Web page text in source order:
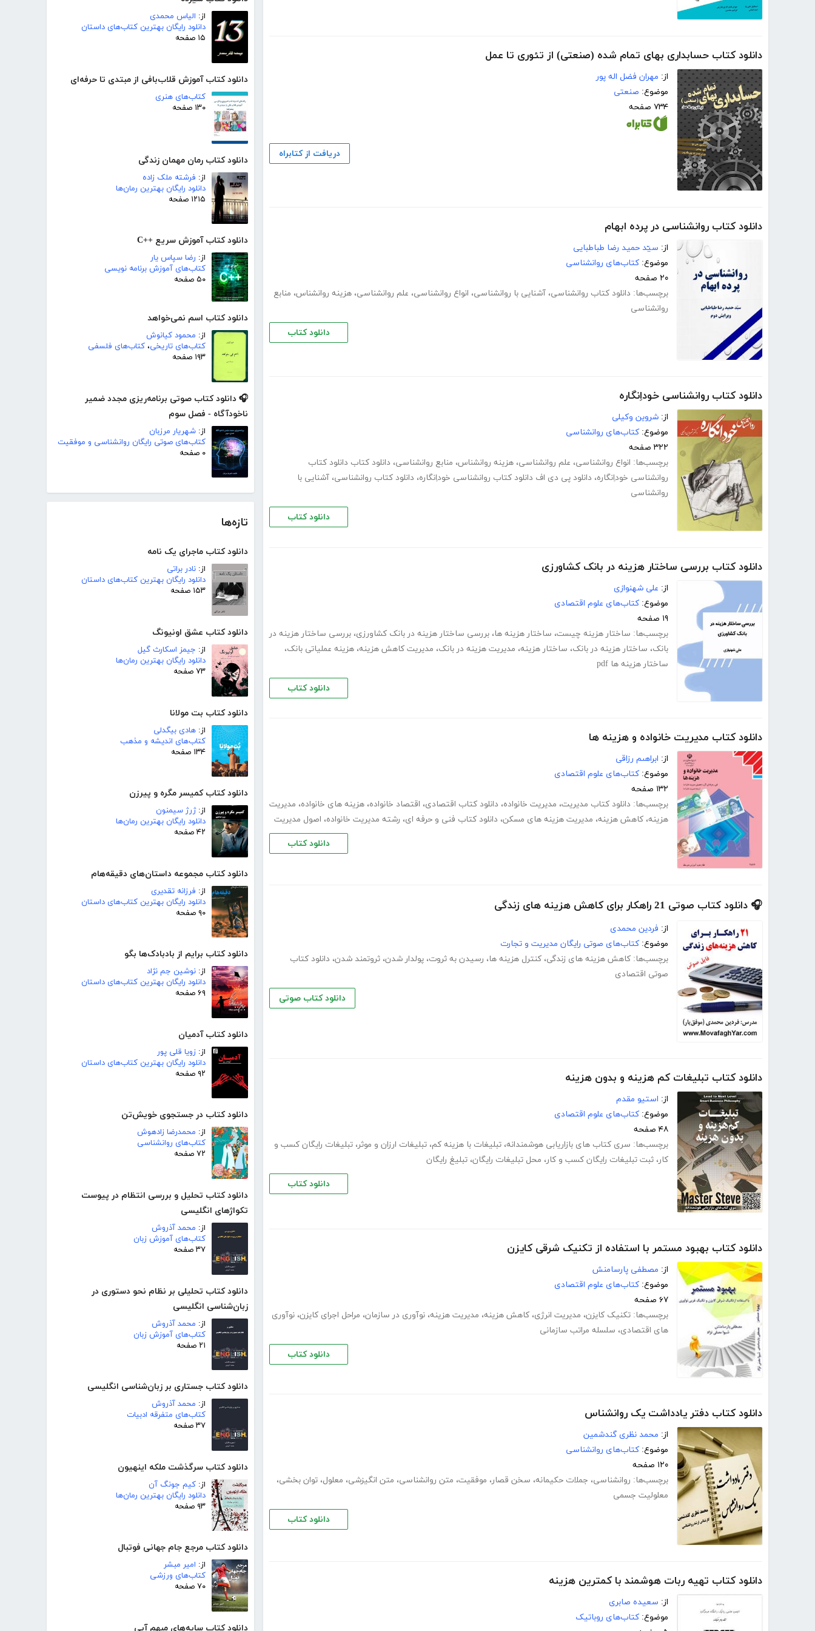
از: الیاس محمدی
دانلود رایگان بهترین کتاب‌های داستان
۱۵ صفحه
دانلود کتاب آموزش قلاب‌بافی از مبتدی تا حرفه‌ای
کتاب‌های هنری
۱۳۰ صفحه
دانلود کتاب رمان مهمان زندگی
از: فرشته ملک زاده
دانلود رایگان بهترین رمان‌ها
۱۲۱۵ صفحه
دانلود کتاب آموزش سریع ++C
از: رضا سپاس یار
کتاب‌های آموزش برنامه نویسی
۵۰ صفحه
دانلود کتاب اسم نمی‌خواهد
از: محمود کیانوش
کتاب‌های تاریخی، کتاب‌های فلسفی
۱۹۳ صفحه
🎧 دانلود کتاب صوتی برنامه‌ریزی مجدد ضمیر
ناخودآگاه - فصل سوم
از: شهریار مرزبان
کتاب‌های صوتی رایگان روانشناسی و موفقیت
۰ صفحه
تازه‌ها
دانلود کتاب ماجرای یک نامه
از: نادر براتی
دانلود رایگان بهترین کتاب‌های داستان
۱۵۳ صفحه
دانلود کتاب عشق اونیونگ
از: جیمز اسکارث گیل
دانلود رایگان بهترین رمان‌ها
۷۳ صفحه
دانلود کتاب بت مولانا
از: هادی بیگدلی
کتاب‌های اندیشه و مذهب
۱۳۴ صفحه
دانلود کتاب کمیسر مگره و پیرزن
از:ژرژ سیمنون
دانلود رایگان بهترین رمان‌ها
۴۲ صفحه
دانلود کتاب مجموعه داستان‌های دقیقه‌هام
از: فرزانه تقدیری
دانلود رایگان بهترین کتاب‌های داستان
۹۰ صفحه
دانلود کتاب برایم از بادبادک‌ها بگو
از: نوشین جم نژاد
دانلود رایگان بهترین کتاب‌های داستان
۶۹ صفحه
دانلود کتاب آدمیان
از: زویا قلی پور
دانلود رایگان بهترین کتاب‌های داستان
۹۲ صفحه
دانلود کتاب در جستجوی خویش‌تن
از: محمدرضا زادهوش
کتاب‌های روانشناسی
۷۲ صفحه
دانلود کتاب تحلیل و بررسی انتظام در پیوست
تکواژهای انگلیسی
از: محمد آذروش
کتاب‌های آموزش زبان
۳۷ صفحه
دانلود کتاب تحلیلی بر نظام نحو دستوری در
زبان‌شناسی انگلیسی
از: محمد آذروش
کتاب‌های آموزش زبان
۲۱ صفحه
دانلود کتاب جستاری بر زبان‌شناسی انگلیسی
از: محمد آذروش
کتاب‌های متفرقه ادبیات
۳۷ صفحه
دانلود کتاب سرگذشت ملکه اینهیون
از: کیم جونگ آن
دانلود رایگان بهترین رمان‌ها
۹۳ صفحه
دانلود کتاب مرجع جام جهانی فوتبال
از: امیر مبشر
کتاب‌های ورزشی
۷۰ صفحه
دانلود کتاب سایه‌های مبهم آبی
دانلود کتاب حسابداری بهای تمام شده (صنعتی) از تئوری تا عمل
از: مهران فضل اله پور
موضوع: صنعتی
۷۳۴ صفحه
دریافت از کتابراه
دانلود کتاب روانشناسی در پرده ابهام
از: سیّد حمید رضا طباطبایی
موضوع: کتاب‌های روانشناسی
۲۰ صفحه
برچسب‌ها: دانلود کتاب روانشناسی، آشنایی با روانشناسی، انواع روانشناسی، علم روانشناسی، هزینه روانشناس، منابع
روانشناسی
دانلود کتاب
دانلود کتاب روانشناسی خوداِنگاره
از: شروین وکیلی
موضوع: کتاب‌های روانشناسی
۳۲۲ صفحه
برچسب‌ها: انواع روانشناسی، علم روانشناسی، هزینه روانشناس، منابع روانشناسی، دانلود کتاب دانلود کتاب
روانشناسی خوداِنگاره، دانلود پی دی اف دانلود کتاب روانشناسی خوداِنگاره، دانلود کتاب روانشناسی، آشنایی با
روانشناسی
دانلود کتاب
دانلود کتاب بررسی ساختار هزینه در بانک کشاورزی
از: علی شهنوازی
موضوع: کتاب‌های علوم اقتصادی
۱۹ صفحه
برچسب‌ها: ساختار هزینه چیست، ساختار هزینه ها، بررسی ساختار هزینه در بانک کشاورزی، بررسی ساختار هزینه در
بانک، ساختار هزینه در بانک، ساختار هزینه، مدیریت هزینه در بانک، مدیریت کاهش هزینه، هزینه عملیاتی بانک،
ساختار هزینه ها pdf
دانلود کتاب
دانلود کتاب مدیریت خانواده و هزینه ها
از: ابراهىم رزاقى
موضوع: کتاب‌های علوم اقتصادی
۱۳۲ صفحه
برچسب‌ها: دانلود کتاب مدیریت، مدیریت خانواده، دانلود کتاب اقتصادی، اقتصاد خانواده، هزینه های خانواده، مدیریت
هزینه، کاهش هزینه، مدیریت هزینه های مسکن، دانلود کتاب فنی و حرفه ای، رشته مدیریت خانواده، اصول مدیریت
دانلود کتاب
🎧 دانلود کتاب صوتی 21 راهکار برای کاهش هزینه های زندگی
از: فردین محمدی
موضوع: کتاب‌های صوتی رایگان مدیریت و تجارت
برچسب‌ها: کاهش هزینه های زندگی، کنترل هزینه ها، رسیدن به ثروت، پولدار شدن، ثروتمند شدن، دانلود کتاب
صوتی اقتصادی
دانلود کتاب صوتی
دانلود کتاب تبلیغات کم هزینه و بدون هزینه
از: استیو مقدم
موضوع: کتاب‌های علوم اقتصادی
۴۸ صفحه
برچسب‌ها: سری کتاب های بازاریابی هوشمندانه، تبلیغات با هزینه کم، تبلیغات ارزان و موثر، تبلیغات رایگان کسب و
کار، ثبت تبلیغات رایگان کسب و کار، محل تبلیغات رایگان، تبلیغ رایگان
دانلود کتاب
دانلود کتاب بهبود مستمر با استفاده از تکنیک شرقی کایزن
از: مصطفی پارسامنش
موضوع: کتاب‌های علوم اقتصادی
۶۷ صفحه
برچسب‌ها: تکنیک کایزن، مدیریت انرژی، کاهش هزینه، مدیریت هزینه، نوآوری در سازمان، مراحل اجرای کایزن، نوآوری
های اقتصادی، سلسله مراتب سازمانی
دانلود کتاب
دانلود کتاب دفتر یادداشت یک روانشناس
از: محمد نظری گندشمین
موضوع: کتاب‌های روانشناسی
۱۲۰ صفحه
برچسب‌ها: روانشناسی، جملات حکیمانه، سخن قصار، موفقیت، متن روانشناسی، متن انگیزشی، معلول، توان بخشی،
معلولیت جسمی
دانلود کتاب
دانلود کتاب تهیه ربات هوشمند با کمترین هزینه
از: سعیده صابری
موضوع: کتاب‌های روباتیک